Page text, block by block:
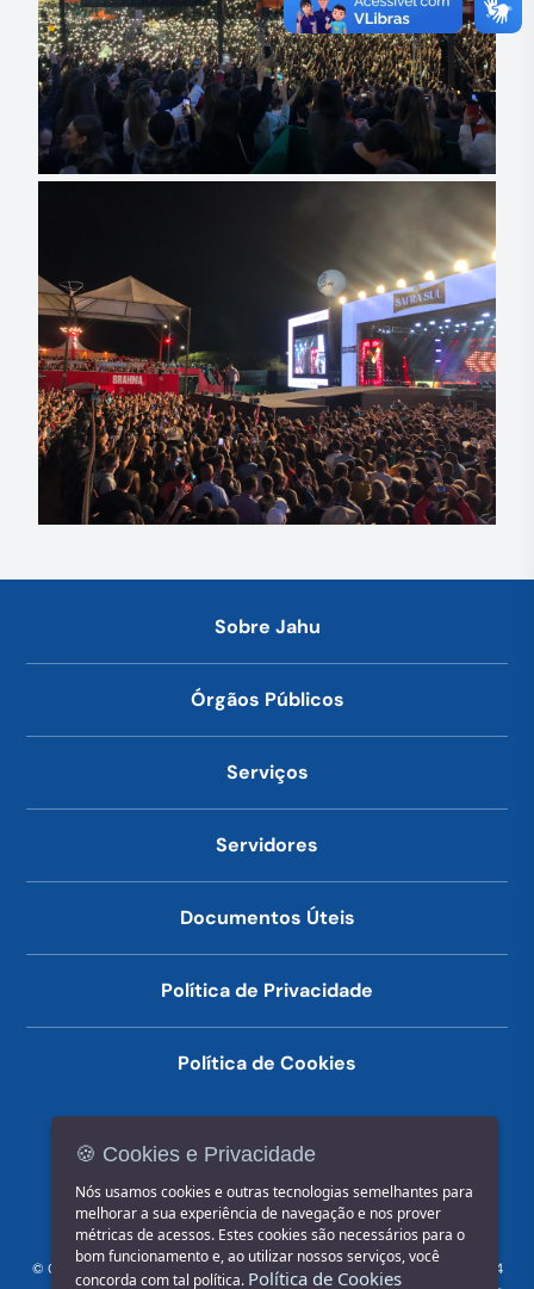
Sobre Jahu
Órgãos Públicos
Serviços
Servidores
Documentos Úteis
Política de Privacidade
Política de Cookies
© COPYRIGHT 2026, Prefeitura Municipal de Jahu | Rua Paissandu, 444
🍪 Cookies e Privacidade
Nós usamos cookies e outras tecnologias semelhantes para
melhorar a sua experiência de navegação e nos prover
métricas de acessos. Estes cookies são necessários para o
bom funcionamento e, ao utilizar nossos serviços, você
concorda com tal política. Política de Cookies